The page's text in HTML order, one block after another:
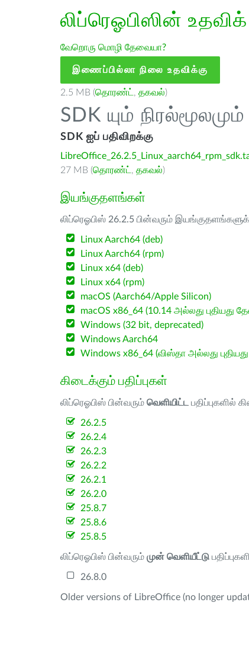
லிப்ரெஓபிஸின்
வேறொரு மொழி தேவையா?
இணைப்பில்லா நிலை உதவிக்கு
2.5 MB (தொரண்ட் , தகவல்)
SDK யும் நிரல்மூலமும்
SDK ஐப் பதிவிறக்கு
27 MB (தொரண்ட் , தகவல்)
இயங்குதளங்கள்
லிப்ரெஓபிஸ் 26.2.5 பின்வரும்
Linux Aarch64 (deb)
Linux Aarch64 (rpm)
Linux x64 (deb)
Linux x64 (rpm)
macOS (Aarch64/Apple Silicon)
macOS x86_64 (10.14 அல்லது புதியது
Windows (32 bit, deprecated)
Windows Aarch64
Windows x86_64 (விஸ்தா அல்லது
கிடைக்கும் பதிப்புகள்
லிப்ரெஓபிஸ் பின்வரும் வெளியிட்ட பதிப்புகளில்
26.2.5
26.2.4
26.2.3
26.2.2
26.2.1
26.2.0
25.8.7
25.8.6
25.8.5
லிப்ரெஓபிஸ் பின்வரும் முன் வெளியீட்டு
26.8.0
Older versions of LibreOffice (no longer